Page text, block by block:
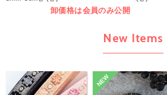
卸価格は会員のみ公開
New Items
NEW